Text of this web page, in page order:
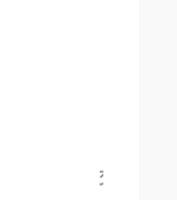
交易产品